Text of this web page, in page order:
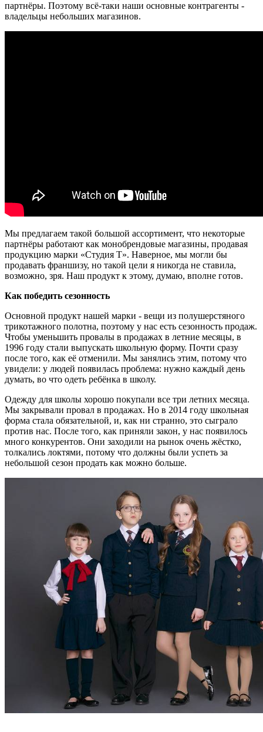
партнёры. Поэтому всё-таки наши основные контрагенты -
владельцы небольших магазинов.
Мы предлагаем такой большой ассортимент, что некоторые
партнёры работают как монобрендовые магазины, продавая
продукцию марки «Студия Т». Наверное, мы могли бы
продавать франшизу, но такой цели я никогда не ставила,
возможно, зря. Наш продукт к этому, думаю, вполне готов.
Как победить сезонность
Основной продукт нашей марки - вещи из полушерстяного
трикотажного полотна, поэтому у нас есть сезонность продаж.
Чтобы уменьшить провалы в продажах в летние месяцы, в
1996 году стали выпускать школьную форму. Почти сразу
после того, как её отменили. Мы занялись этим, потому что
увидели: у людей появилась проблема: нужно каждый день
думать, во что одеть ребёнка в школу.
Одежду для школы хорошо покупали все три летних месяца.
Мы закрывали провал в продажах. Но в 2014 году школьная
форма стала обязательной, и, как ни странно, это сыграло
против нас. После того, как приняли закон, у нас появилось
много конкурентов. Они заходили на рынок очень жёстко,
толкались локтями, потому что должны были успеть за
небольшой сезон продать как можно больше.